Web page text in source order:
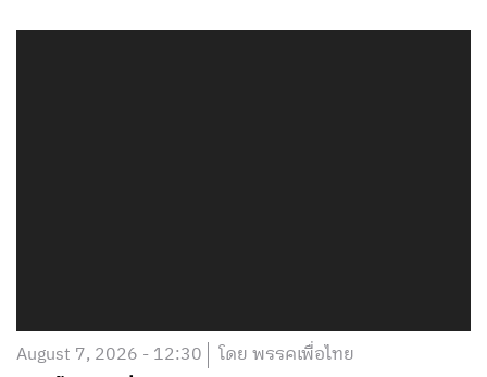
August 7, 2026 - 12:30 โดย พรรคเพื่อไทย